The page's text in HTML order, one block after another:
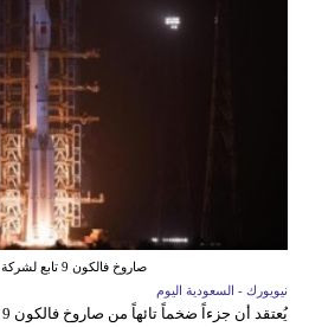
صاروخ فالكون 9 تابع لشركة سبيس إكس
نيويورك - السعودية اليوم